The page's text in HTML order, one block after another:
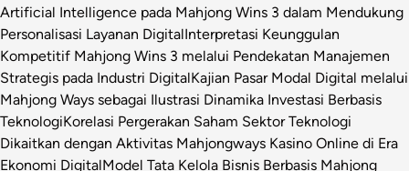
Artificial Intelligence pada Mahjong Wins 3 dalam Mendukung
Personalisasi Layanan DigitalInterpretasi Keunggulan
Kompetitif Mahjong Wins 3 melalui Pendekatan Manajemen
Strategis pada Industri DigitalKajian Pasar Modal Digital melalui
Mahjong Ways sebagai Ilustrasi Dinamika Investasi Berbasis
TeknologiKorelasi Pergerakan Saham Sektor Teknologi
Dikaitkan dengan Aktivitas Mahjongways Kasino Online di Era
Ekonomi DigitalModel Tata Kelola Bisnis Berbasis Mahjong